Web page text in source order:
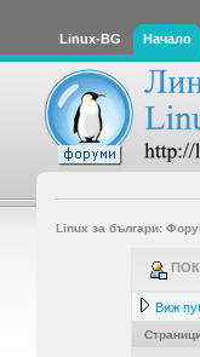
Linux-BG Начало
Linux за българи:
Виж